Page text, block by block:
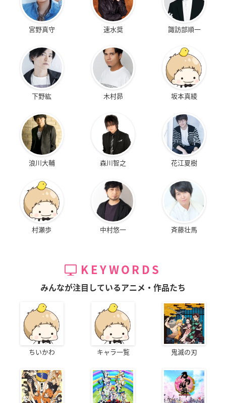
宮野真守 速水奨 諏訪部順一
下野紘 木村昴 坂本真綾
浪川大輔 森川智之 花江夏樹
村瀬歩 中村悠一 斉藤壮馬
KEYWORDS
みんなが注目しているアニメ・作品たち
ちいかわ キャラ一覧 鬼滅の刃